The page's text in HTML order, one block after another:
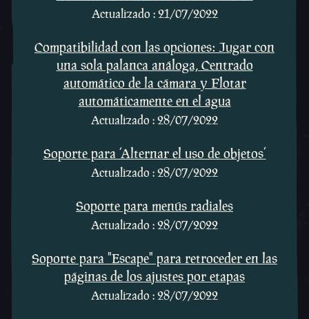
Actualizado : 21/07/2022
Compatibilidad con las opciones: Jugar con
una sola palanca análoga, Centrado
automático de la cámara y Flotar
automáticamente en el agua
Actualizado : 28/07/2022
Soporte para ‘Alternar el uso de objetos’
Actualizado : 28/07/2022
Soporte para menús radiales
Actualizado : 28/07/2022
Soporte para "Escape" para retroceder en las
páginas de los ajustes por etapas
Actualizado : 28/07/2022